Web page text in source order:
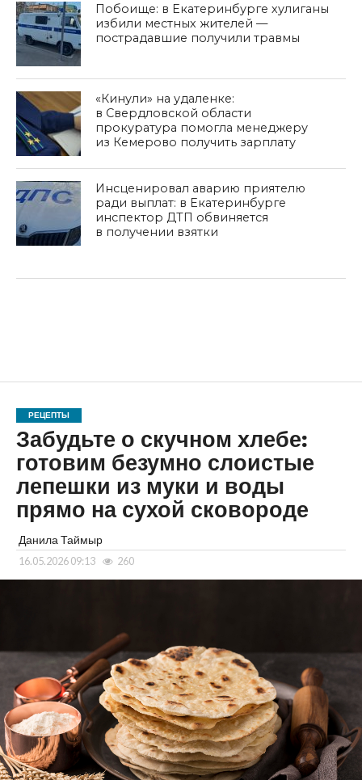
Побоище: в Екатеринбурге хулиганы
избили местных жителей —
пострадавшие получили травмы
«Кинули» на удаленке:
в Свердловской области
прокуратура помогла менеджеру
из Кемерово получить зарплату
Инсценировал аварию приятелю
ради выплат: в Екатеринбурге
инспектор ДТП обвиняется
в получении взятки
РЕЦЕПТЫ
Забудьте о скучном хлебе:
готовим безумно слоистые
лепешки из муки и воды
прямо на сухой сковороде
Данила Таймыр
16.05.2026 09:13 260